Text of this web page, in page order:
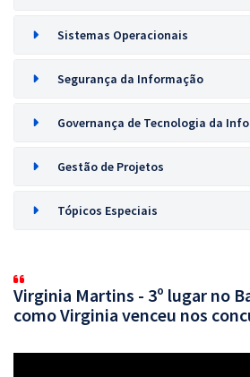
Sistemas Operacionais
Segurança da Informação
Governança de Tecnologia da
Gestão de Projetos
Tópicos Especiais
Virginia Martins - 3º lugar no
como Virginia venceu nos